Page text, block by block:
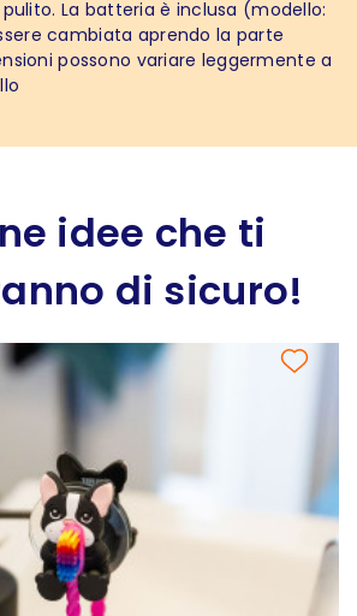
La batteria è inclusa (modello:
cambiata aprendo la parte
possono variare leggermente a
idee che ti
di sicuro!